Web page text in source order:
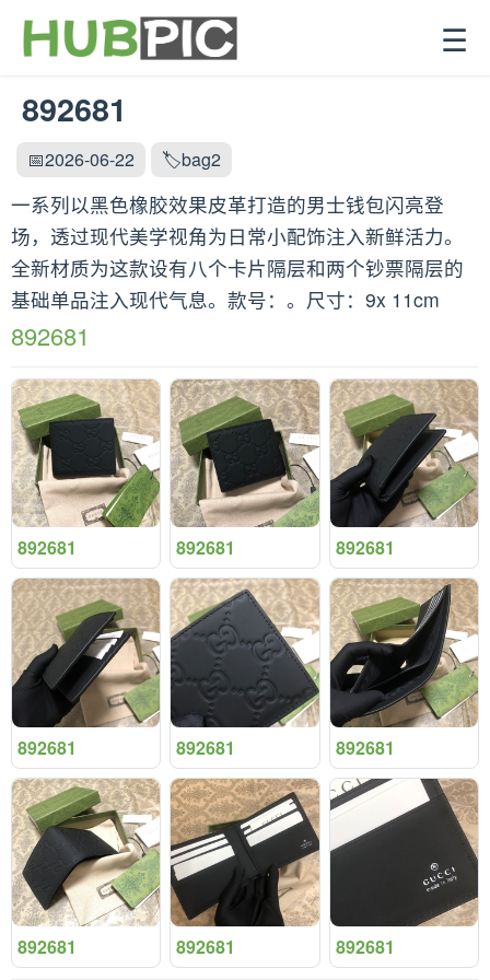
☰
892681
📅2026-06-22 🏷️bag2
一系列以黑色橡胶效果皮革打造的男士钱包闪亮登
场，透过现代美学视角为日常小配饰注入新鲜活力。
全新材质为这款设有八个卡片隔层和两个钞票隔层的
基础单品注入现代气息。款号：。尺寸：9x 11cm
892681
892681 892681 892681
892681 892681 892681
892681 892681 892681